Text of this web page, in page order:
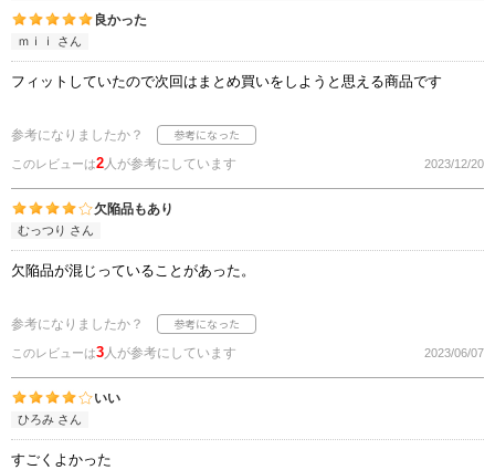
良かった
ｍｉｉ さん
フィットしていたので次回はまとめ買いをしようと思える商品です
参考になりましたか？
このレビューは2人が参考にしています 2023/12/20
欠陥品もあり
むっつり さん
欠陥品が混じっていることがあった。
参考になりましたか？
このレビューは3人が参考にしています 2023/06/07
いい
ひろみ さん
すごくよかった